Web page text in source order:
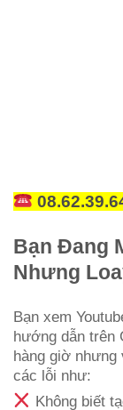
Bạn Đang
Nhưng
Bạn xem
hướng dẫn trên
hàng giờ nhưng
các lỗi như:
Không biết